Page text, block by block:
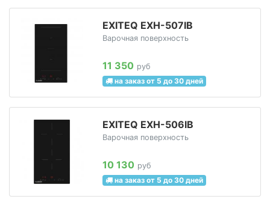
EXITEQ EXH-507IB
Варочная поверхность
11 350 руб
на заказ от 5 до 30 дней
EXITEQ EXH-506IB
Варочная поверхность
10 130 руб
на заказ от 5 до 30 дней